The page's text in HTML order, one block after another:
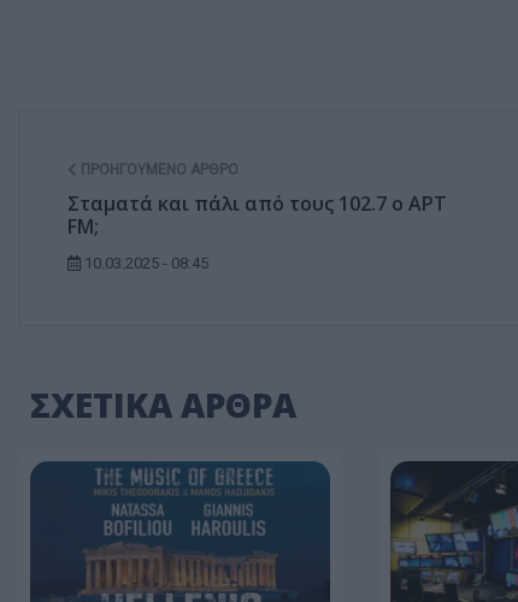
ΠΡΟΗΓΟΎΜΕΝΟ ΆΡΘΡΟ
Σταματά και πάλι από τους 102.7 ο ΑΡΤ
FM;
10.03.2025 - 08:45
ΣΧΕΤΙΚΑ ΑΡΘΡΑ